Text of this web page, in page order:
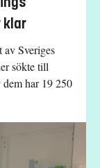
klar
av Sveriges
sökte till
har 19 250